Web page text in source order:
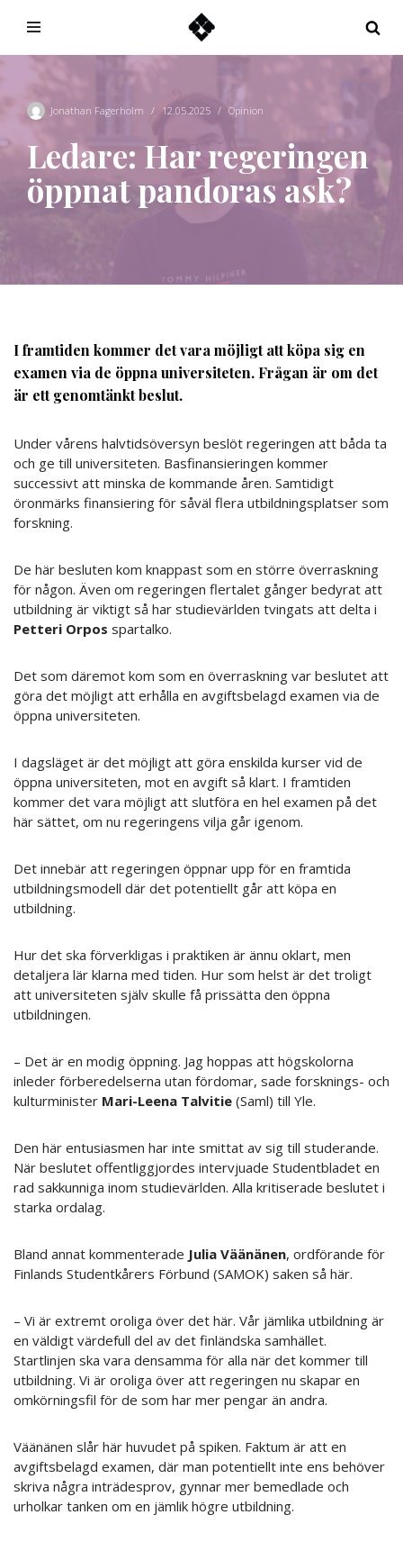
Jonathan Fagerholm 12.05.2025 Opinion
Ledare: Har regeringen
öppnat pandoras ask?
I framtiden kommer det vara möjligt att köpa sig en
examen via de öppna universiteten. Frågan är om det
är ett genomtänkt beslut.
Under vårens halvtidsöversyn beslöt regeringen att båda ta
och ge till universiteten. Basfinansieringen kommer
successivt att minska de kommande åren. Samtidigt
öronmärks finansiering för såväl flera utbildningsplatser som
forskning.
De här besluten kom knappast som en större överraskning
för någon. Även om regeringen flertalet gånger bedyrat att
utbildning är viktigt så har studievärlden tvingats att delta i
Petteri Orpos spartalko.
Det som däremot kom som en överraskning var beslutet att
göra det möjligt att erhålla en avgiftsbelagd examen via de
öppna universiteten.
I dagsläget är det möjligt att göra enskilda kurser vid de
öppna universiteten, mot en avgift så klart. I framtiden
kommer det vara möjligt att slutföra en hel examen på det
här sättet, om nu regeringens vilja går igenom.
Det innebär att regeringen öppnar upp för en framtida
utbildningsmodell där det potentiellt går att köpa en
utbildning.
Hur det ska förverkligas i praktiken är ännu oklart, men
detaljera lär klarna med tiden. Hur som helst är det troligt
att universiteten själv skulle få prissätta den öppna
utbildningen.
– Det är en modig öppning. Jag hoppas att högskolorna
inleder förberedelserna utan fördomar, sade forsknings- och
kulturminister Mari-Leena Talvitie (Saml) till Yle.
Den här entusiasmen har inte smittat av sig till studerande.
När beslutet offentliggjordes intervjuade Studentbladet en
rad sakkunniga inom studievärlden. Alla kritiserade beslutet i
starka ordalag.
Bland annat kommenterade Julia Väänänen, ordförande för
Finlands Studentkårers Förbund (SAMOK) saken så här.
– Vi är extremt oroliga över det här. Vår jämlika utbildning är
en väldigt värdefull del av det finländska samhället.
Startlinjen ska vara densamma för alla när det kommer till
utbildning. Vi är oroliga över att regeringen nu skapar en
omkörningsfil för de som har mer pengar än andra.
Väänänen slår här huvudet på spiken. Faktum är att en
avgiftsbelagd examen, där man potentiellt inte ens behöver
skriva några inträdesprov, gynnar mer bemedlade och
urholkar tanken om en jämlik högre utbildning.